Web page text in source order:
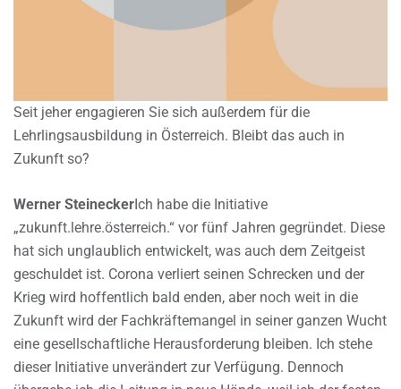
Seit jeher engagieren Sie sich außerdem für die
Lehrlingsausbildung in Österreich. Bleibt das auch in
Zukunft so?
Werner SteineckerIch habe die Initiative
„zukunft.lehre.österreich.“ vor fünf Jahren gegründet. Diese
hat sich unglaublich entwickelt, was auch dem Zeitgeist
geschuldet ist. Corona verliert seinen Schrecken und der
Krieg wird hoffentlich bald enden, aber noch weit in die
Zukunft wird der Fachkräftemangel in seiner ganzen Wucht
eine gesellschaftliche Herausforderung bleiben. Ich stehe
dieser Initiative unverändert zur Verfügung. Dennoch